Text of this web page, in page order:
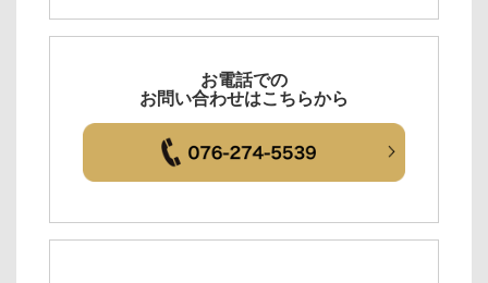
お電話での
お問い合わせはこちらから